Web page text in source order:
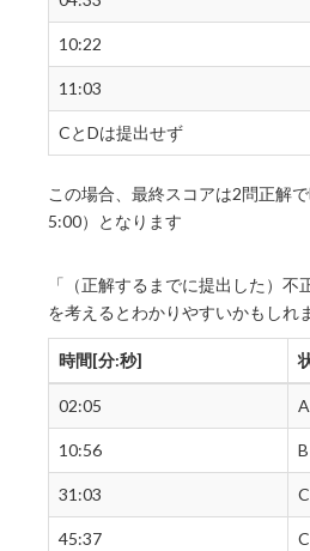
10:22
11:03
CとDは提出せず
この場合、最終スコアは2問正解
5:00）となります
「（正解するまでに提出した）不
を考えるとわかりやすいかもしれ
時間[分:秒]
02:05
10:56
31:03
45:37